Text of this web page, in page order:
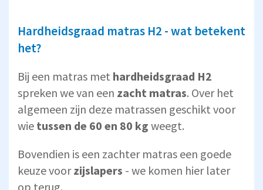
Hardheidsgraad matras H2 - wat betekent
het?
Bij een matras met hardheidsgraad H2
spreken we van een zacht matras. Over het
algemeen zijn deze matrassen geschikt voor
wie tussen de 60 en 80 kg weegt.
Bovendien is een zachter matras een goede
keuze voorzijslapers - we komen hier later
op terug.